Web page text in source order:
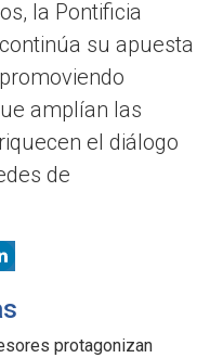
la Pontificia
su apuesta
amplían las
el diálogo
de
protagonizan